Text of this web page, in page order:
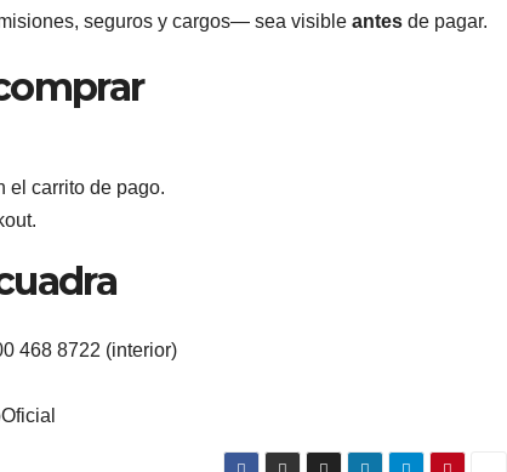
seguros y cargos— sea visible antes de pagar.
el carrito de pago.
468 8722 (interior)